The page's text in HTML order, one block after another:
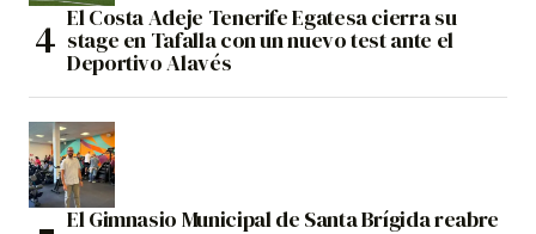
El Costa Adeje Tenerife Egatesa cierra su
stage en Tafalla con un nuevo test ante el
Deportivo Alavés
El Gimnasio Municipal de Santa Brígida reabre